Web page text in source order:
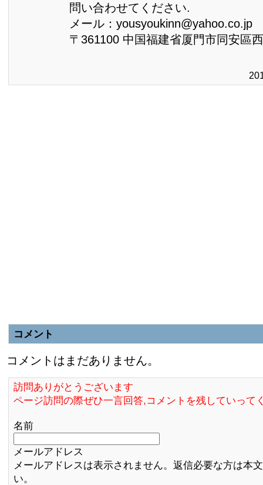
問い合わせてください.
メール：yousyoukinn@yahoo.co.jp
〒361100 中国福建省厦門市同安區
コメント
コメントはまだありません。
訪問ありがとうございます
ページ訪問の際ぜひ一言回答,コメントを残していって
名前
メールアドレス
メールアドレスは表示されません。返信必要な方は本
い。